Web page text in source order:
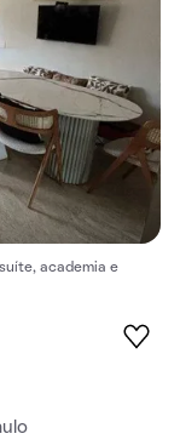
academia e